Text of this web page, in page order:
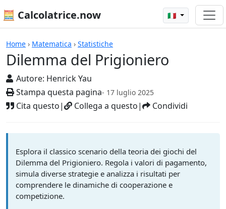
🧮 Calcolatrice.now 🇮🇹
Home › Matematica › Statistiche
Dilemma del Prigioniero
Autore: Henrick Yau
Stampa questa pagina- 17 luglio 2025
Cita questo| Collega a questo| Condividi
Calcolatrici
Esplora il classico scenario della teoria dei giochi del
Dilemma del Prigioniero. Regola i valori di pagamento,
simula diverse strategie e analizza i risultati per
comprendere le dinamiche di cooperazione e
competizione.